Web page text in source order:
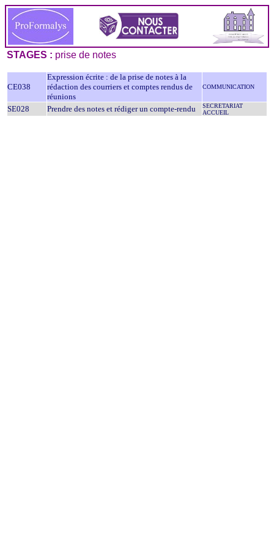
STAGES : prise de notes
CE038
Expression écrite : de la prise de notes à la
rédaction des courriers et comptes rendus de
réunions
COMMUNICATION
SE028 Prendre des notes et rédiger un compte-rendu
SECRETARIAT
ACCUEIL